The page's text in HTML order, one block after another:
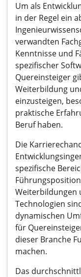
Um als
in der Regel ein
verwandten
Kenntnisse und
spezifischer
Quereinsteiger
Weiterbildung
einzusteigen,
praktische
Beruf haben.
Die
spezifische
Weiterbildungen
Technologien
dynamischen
für
dieser Branche
machen.
Das